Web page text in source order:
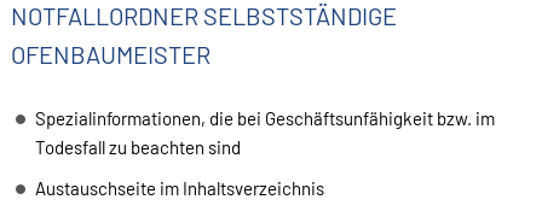
NOTFALLORDNER SELBSTSTÄNDIGE
OFENBAUMEISTER
Spezialinformationen, die bei Geschäftsunfähigkeit bzw. im
Todesfall zu beachten sind
Austauschseite im Inhaltsverzeichnis